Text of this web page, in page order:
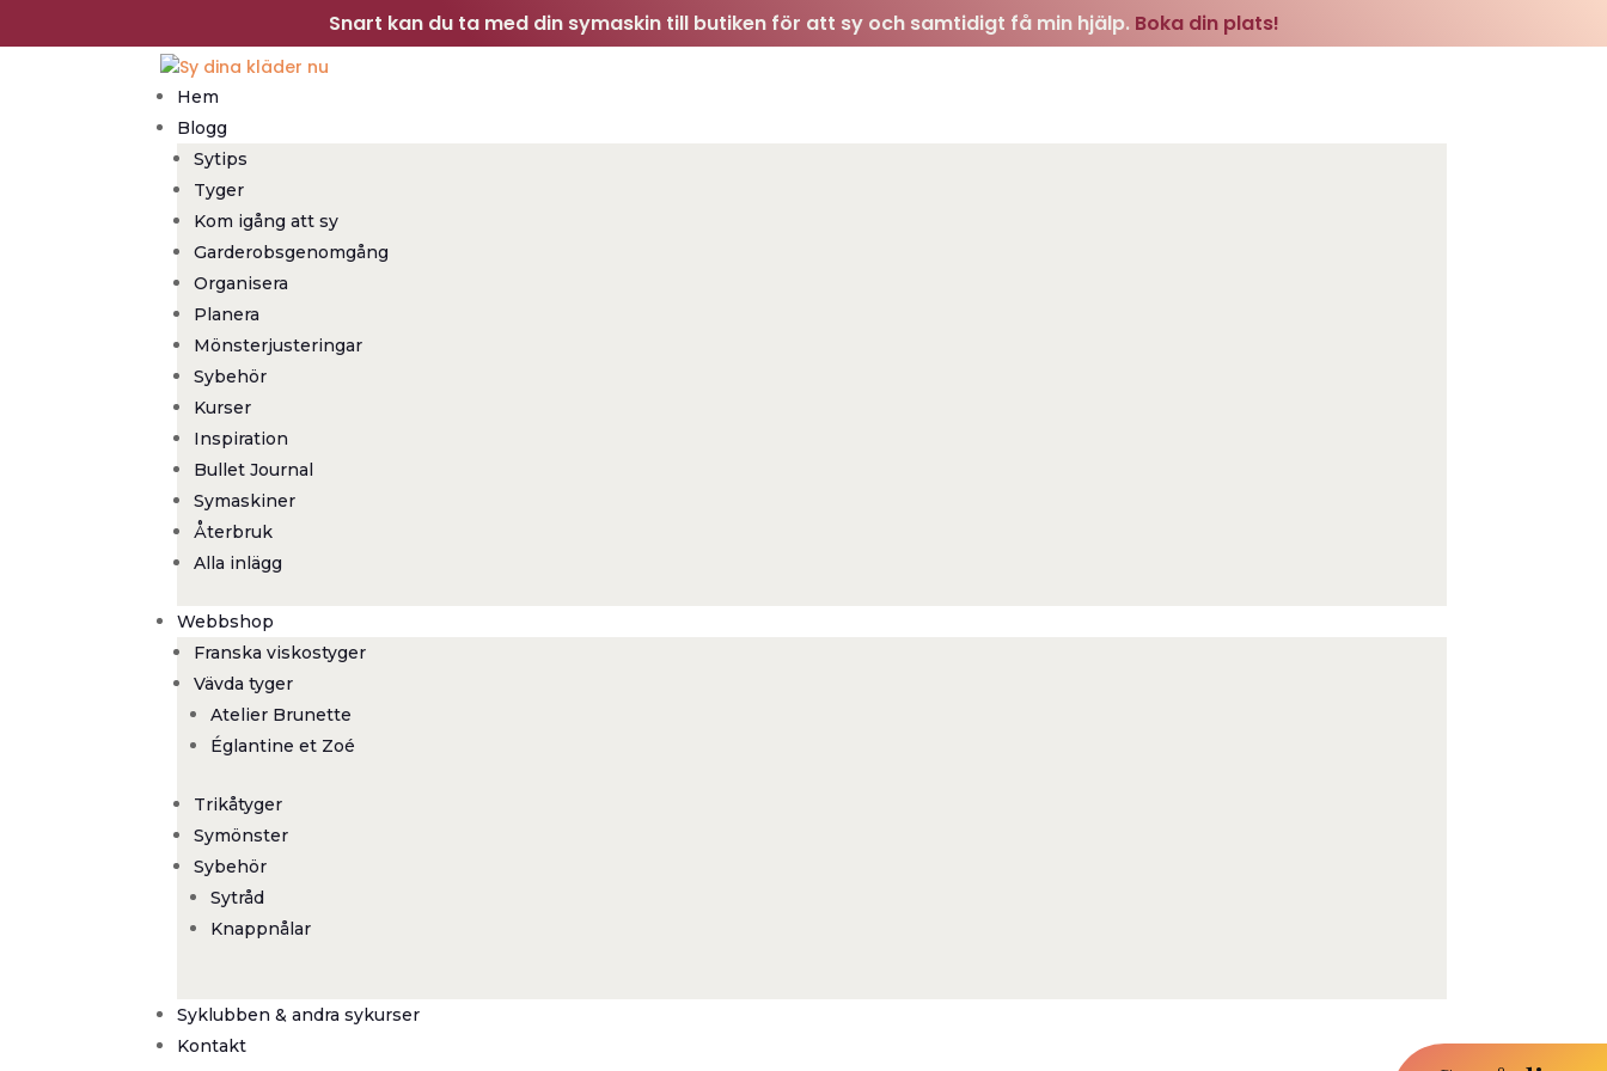
Snart kan du ta med din symaskin till butiken för att sy och samtidigt få min hjälp. Boka din plats!
Hem
Blogg
Sytips
Tyger
Kom igång att sy
Garderobsgenomgång
Organisera
Planera
Mönsterjusteringar
Sybehör
Kurser
Inspiration
Bullet Journal
Symaskiner
Återbruk
Alla inlägg
Webbshop
Franska viskostyger
Vävda tyger
Atelier Brunette
Églantine et Zoé
Trikåtyger
Symönster
Sybehör
Sytråd
Knappnålar
Syklubben & andra sykurser
Kontakt